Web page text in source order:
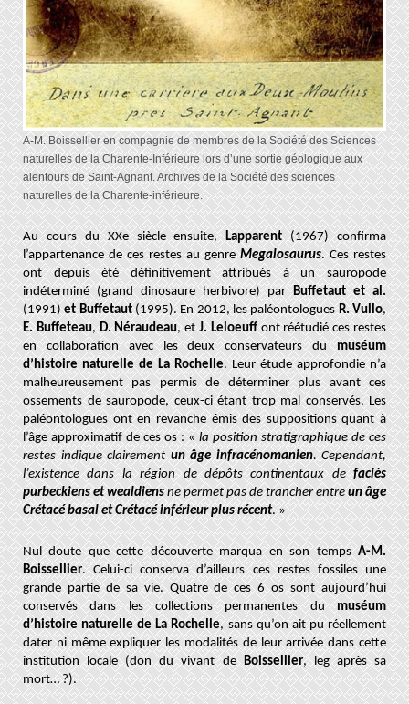
A-M. Boissellier en compagnie de membres de la Société des Sciences
naturelles de la Charente-Inférieure lors d’une sortie géologique aux
alentours de Saint-Agnant. Archives de la Société des sciences
naturelles de la Charente-inférieure.
Au cours du XXe siècle ensuite,Lapparent(1967) confirma
l’appartenance de ces restes au genreMegalosaurus. Ces restes
ont depuis été définitivement attribués à un sauropode
indéterminé (grand dinosaure herbivore) parBuffetaut et al.
(1991)et Buffetaut(1995). En 2012, les paléontologuesR. Vullo,
E. Buffeteau,D. Néraudeau, etJ. Leloeuffont réétudié ces restes
en collaboration avec les deux conservateurs dumuséum
d’histoire naturelle de La Rochelle. Leur étude approfondie n’a
malheureusement pas permis de déterminer plus avant ces
ossements de sauropode, ceux-ci étant trop mal conservés. Les
paléontologues ont en revanche émis des suppositions quant à
l’âge approximatif de ces os : «la position stratigraphique de ces
restes indique clairement un âge infracénomanien. Cependant,
l’existence dans la région de dépôts continentaux defaciès
purbeckiens et wealdiensne permet pas de trancher entreun âge
Crétacé basal et Crétacé inférieur plus récent. »
Nul doute que cette découverte marqua en son tempsA-M.
Boissellier. Celui-ci conserva d’ailleurs ces restes fossiles une
grande partie de sa vie. Quatre de ces 6 os sont aujourd’hui
conservés dans les collections permanentes dumuséum
d’histoire naturelle de La Rochelle, sans qu’on ait pu réellement
dater ni même expliquer les modalités de leur arrivée dans cette
institution locale (don du vivant deBoissellier, leg après sa
mort… ?).